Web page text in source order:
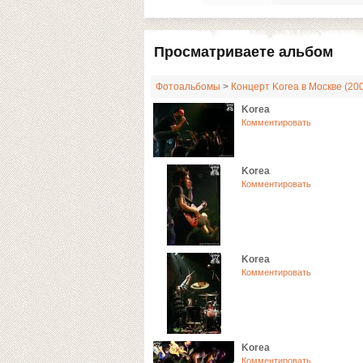
Просматриваете альбом
Фотоальбомы > Концерт Korea в Москве
Korea
Комментировать
Korea
Комментировать
Korea
Комментировать
Korea
Комментировать